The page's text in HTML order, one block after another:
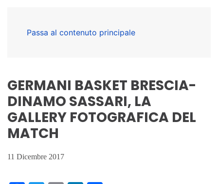
Passa al contenuto principale
GERMANI BASKET BRESCIA-
DINAMO SASSARI, LA
GALLERY FOTOGRAFICA DEL
MATCH
11 Dicembre 2017